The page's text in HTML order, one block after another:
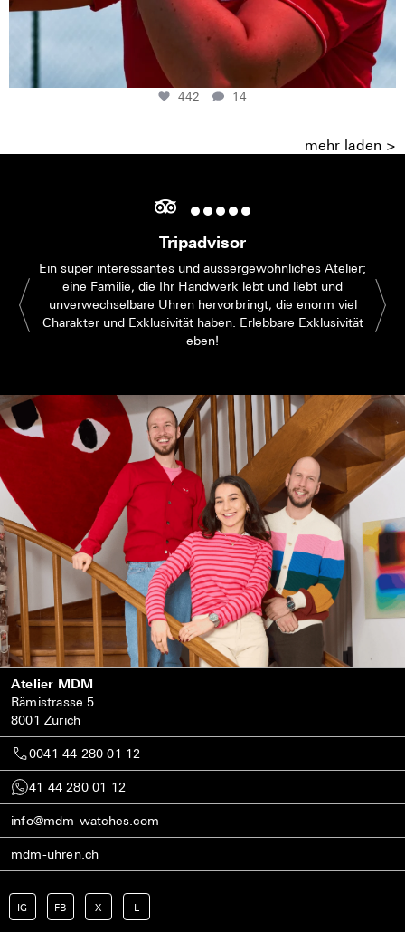
442 14
mehr laden >
Tripadvisor
Ein super interessantes und aussergewöhnliches Atelier;
eine Familie, die Ihr Handwerk lebt und liebt und
unverwechselbare Uhren hervorbringt, die enorm viel
Charakter und Exklusivität haben. Erlebbare Exklusivität
eben!
Atelier MDM
Rämistrasse 5
8001 Zürich
0041 44 280 01 12
41 44 280 01 12
info@mdm-watches.com
mdm-uhren.ch
IG FB X L